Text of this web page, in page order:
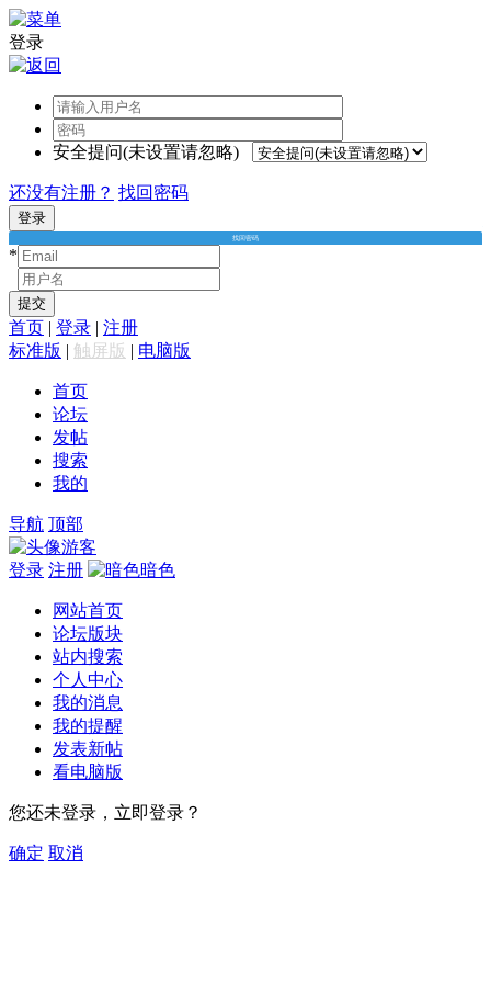
登录
安全提问(未设置请忽略)
还没有注册？ 找回密码
登录
找回密码
*
提交
首页 | 登录 | 注册
标准版 | 触屏版 | 电脑版
首页
论坛
发帖
搜索
我的
导航 顶部
游客
登录 注册 暗色
网站首页
论坛版块
站内搜索
个人中心
我的消息
我的提醒
发表新帖
看电脑版
您还未登录，立即登录？
确定 取消